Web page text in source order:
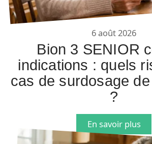
6 août 2026
Bion 3 SENIOR
indications : quels
cas de surdosage
?
En savoir plus